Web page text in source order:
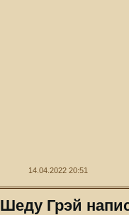
14.04.2022 20:51
Шеду Грэй